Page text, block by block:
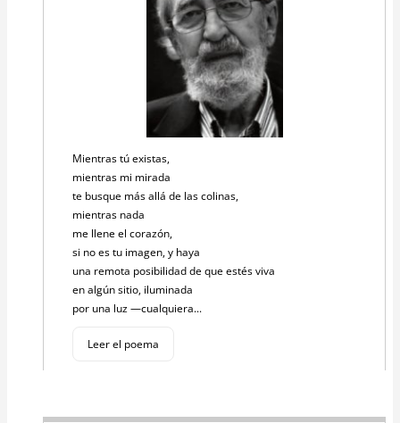
Mientras tú existas,
mientras mi mirada
te busque más allá de las colinas,
mientras nada
me llene el corazón,
si no es tu imagen, y haya
una remota posibilidad de que estés viva
en algún sitio, iluminada
por una luz —cualquiera...
Leer el poema